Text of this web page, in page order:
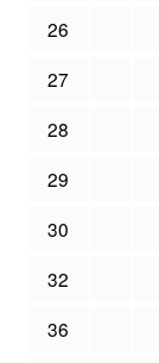
26
27
28
29
30
32
36